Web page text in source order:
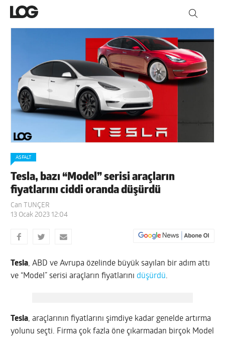
ASFALT
Tesla, bazı “Model” serisi araçların
fiyatlarını ciddi oranda düşürdü
Can TUNÇER
13 Ocak 2023 12:04
Tesla, ABD ve Avrupa özelinde büyük sayılan bir adım attı
ve “Model” serisi araçların fiyatlarını düşürdü.
Tesla, araçlarının fiyatlarını şimdiye kadar genelde artırma
yolunu seçti. Firma çok fazla öne çıkarmadan birçok Model